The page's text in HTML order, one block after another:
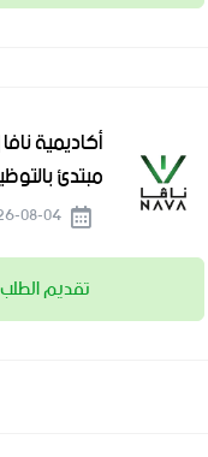
أكاديمية
مبتدئ
تقديم الطلب